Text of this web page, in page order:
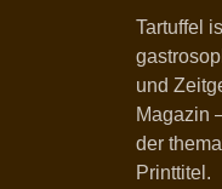
Tartuffel
und
Magazin
der
Printtitel.